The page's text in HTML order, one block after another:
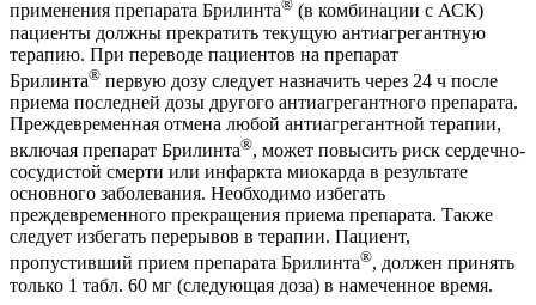
применения препарата Брилинта® (в комбинации с АСК)
пациенты должны прекратить текущую антиагрегантную
терапию. При переводе пациентов на препарат
Брилинта® первую дозу следует назначить через 24 ч после
приема последней дозы другого антиагрегантного препарата.
Преждевременная отмена любой антиагрегантной терапии,
включая препарат Брилинта®, может повысить риск сердечно-
сосудистой смерти или инфаркта миокарда в результате
основного заболевания. Необходимо избегать
преждевременного прекращения приема препарата. Также
следует избегать перерывов в терапии. Пациент,
пропустивший прием препарата Брилинта®, должен принять
только 1 табл. 60 мг (следующая доза) в намеченное время.